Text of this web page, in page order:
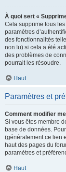
À quoi sert «
Cela supprime tous
paramètres
des fonctionnalités
non lu) si cela a été
des problèmes de
pourrait les résoudre.
Haut
Paramètres et
Comment modifier
Si vous êtes membre
base de données.
(généralement ce lien
haut des pages du
paramètres et
Haut